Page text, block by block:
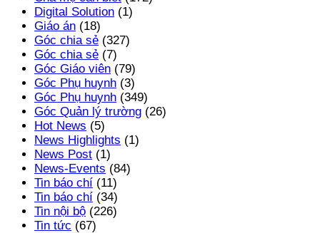
Digital Solution (1)
Giáo án (18)
Góc chia sẻ (327)
Góc chia sẻ (7)
Góc Giáo viên (79)
Góc Phụ huynh (3)
Góc Phụ huynh (349)
Góc Quản lý trường (26)
Hot News (5)
News Highlights (1)
News Post (1)
News-Events (84)
Tin báo chí (11)
Tin báo chí (34)
Tin nội bộ (226)
Tin tức (67)